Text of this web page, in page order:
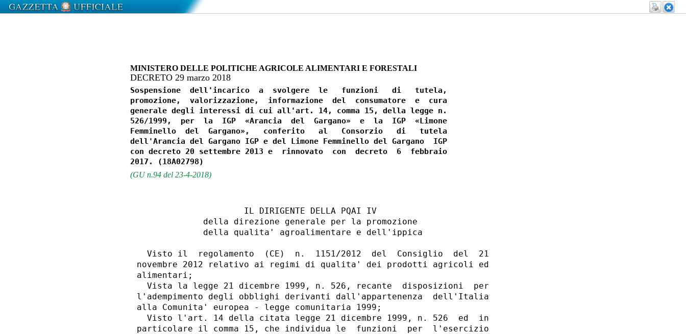
MINISTERO DELLE POLITICHE AGRICOLE ALIMENTARI E FORESTALI
DECRETO 29 marzo 2018
Sospensione  dell'incarico  a  svolgere  le   funzioni   di   tutela,
promozione,  valorizzazione,  informazione  del  consumatore  e  cura
generale degli interessi di cui all'art. 14, comma 15, della legge n.
526/1999,  per  la  IGP  «Arancia  del  Gargano»  e  la  IGP  «Limone
Femminello  del  Gargano»,   conferito   al   Consorzio   di   tutela
dell'Arancia del Gargano IGP e del Limone Femminello del Gargano  IGP
con decreto 20 settembre 2013 e  rinnovato  con  decreto  6  febbraio
(GU n.94 del 23-4-2018)
                     IL DIRIGENTE DELLA PQAI IV
             della direzione generale per la promozione
             della qualita' agroalimentare e dell'ippica
  Visto il  regolamento  (CE)  n.  1151/2012  del  Consiglio  del  21
novembre 2012 relativo ai regimi di qualita' dei prodotti agricoli ed
alimentari;
  Vista la legge 21 dicembre 1999, n. 526, recante  disposizioni  per
l'adempimento degli obblighi derivanti dall'appartenenza  dell'Italia
alla Comunita' europea - legge comunitaria 1999;
  Visto l'art. 14 della citata legge 21 dicembre 1999, n. 526  ed  in
particolare il comma 15, che individua le  funzioni  per  l'esercizio